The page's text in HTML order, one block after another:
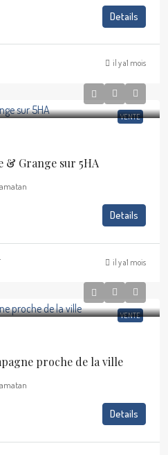
Details
il y a1 mois
VENTE
& Grange sur 5HA
Details
il y a1 mois
VENTE
proche de la ville
Details